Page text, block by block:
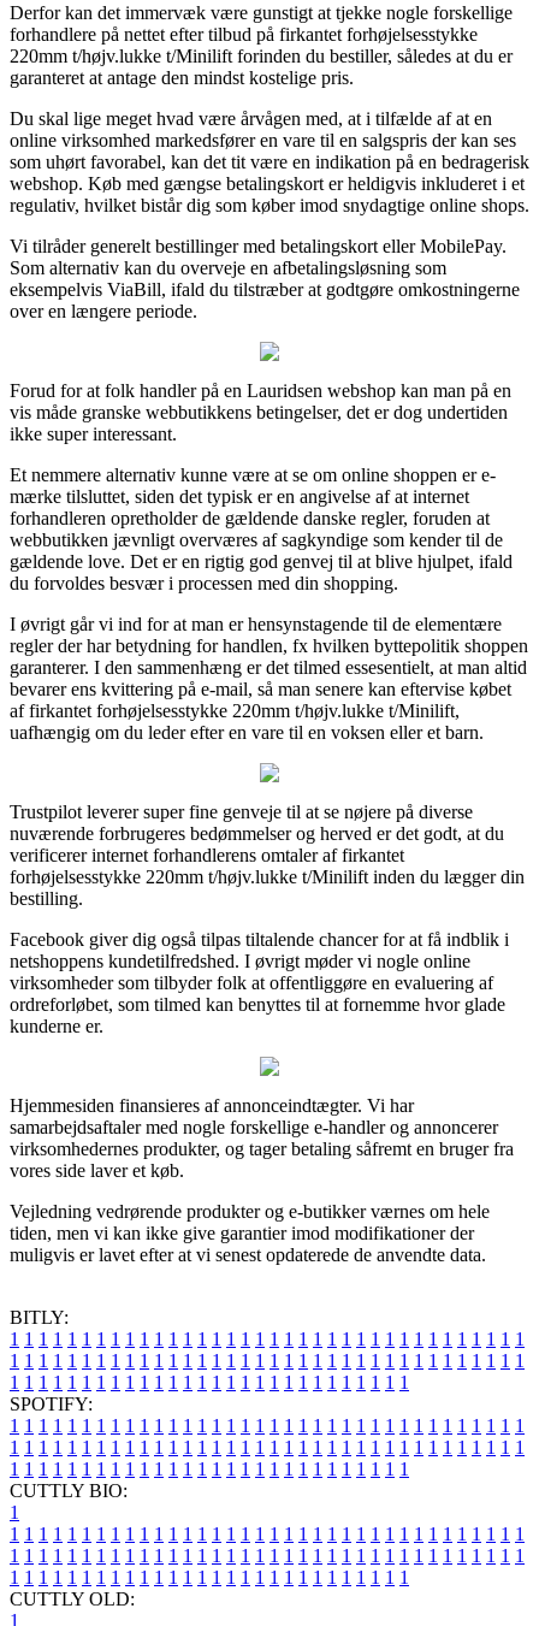
Derfor kan det immervæk være gunstigt at tjekke nogle forskellige
forhandlere på nettet efter tilbud på firkantet forhøjelsesstykke
220mm t/højv.lukke t/Minilift forinden du bestiller, således at du er
garanteret at antage den mindst kostelige pris.
Du skal lige meget hvad være årvågen med, at i tilfælde af at en
online virksomhed markedsfører en vare til en salgspris der kan ses
som uhørt favorabel, kan det tit være en indikation på en bedragerisk
webshop. Køb med gængse betalingskort er heldigvis inkluderet i et
regulativ, hvilket bistår dig som køber imod snydagtige online shops.
Vi tilråder generelt bestillinger med betalingskort eller MobilePay.
Som alternativ kan du overveje en afbetalingsløsning som
eksempelvis ViaBill, ifald du tilstræber at godtgøre omkostningerne
over en længere periode.
Forud for at folk handler på en Lauridsen webshop kan man på en
vis måde granske webbutikkens betingelser, det er dog undertiden
ikke super interessant.
Et nemmere alternativ kunne være at se om online shoppen er e-
mærke tilsluttet, siden det typisk er en angivelse af at internet
forhandleren opretholder de gældende danske regler, foruden at
webbutikken jævnligt overværes af sagkyndige som kender til de
gældende love. Det er en rigtig god genvej til at blive hjulpet, ifald
du forvoldes besvær i processen med din shopping.
I øvrigt går vi ind for at man er hensynstagende til de elementære
regler der har betydning for handlen, fx hvilken byttepolitik shoppen
garanterer. I den sammenhæng er det tilmed essesentielt, at man altid
bevarer ens kvittering på e-mail, så man senere kan eftervise købet
af firkantet forhøjelsesstykke 220mm t/højv.lukke t/Minilift,
uafhængig om du leder efter en vare til en voksen eller et barn.
Trustpilot leverer super fine genveje til at se nøjere på diverse
nuværende forbrugeres bedømmelser og herved er det godt, at du
verificerer internet forhandlerens omtaler af firkantet
forhøjelsesstykke 220mm t/højv.lukke t/Minilift inden du lægger din
bestilling.
Facebook giver dig også tilpas tiltalende chancer for at få indblik i
netshoppens kundetilfredshed. I øvrigt møder vi nogle online
virksomheder som tilbyder folk at offentliggøre en evaluering af
ordreforløbet, som tilmed kan benyttes til at fornemme hvor glade
kunderne er.
Hjemmesiden finansieres af annonceindtægter. Vi har
samarbejdsaftaler med nogle forskellige e-handler og annoncerer
virksomhedernes produkter, og tager betaling såfremt en bruger fra
vores side laver et køb.
Vejledning vedrørende produkter og e-butikker værnes om hele
tiden, men vi kan ikke give garantier imod modifikationer der
muligvis er lavet efter at vi senest opdaterede de anvendte data.
BITLY:
1 1 1 1 1 1 1 1 1 1 1 1 1 1 1 1 1 1 1 1 1 1 1 1 1 1 1 1 1 1 1 1 1 1 1 1
1 1 1 1 1 1 1 1 1 1 1 1 1 1 1 1 1 1 1 1 1 1 1 1 1 1 1 1 1 1 1 1 1 1 1 1
1 1 1 1 1 1 1 1 1 1 1 1 1 1 1 1 1 1 1 1 1 1 1 1 1 1 1 1
SPOTIFY:
1 1 1 1 1 1 1 1 1 1 1 1 1 1 1 1 1 1 1 1 1 1 1 1 1 1 1 1 1 1 1 1 1 1 1 1
1 1 1 1 1 1 1 1 1 1 1 1 1 1 1 1 1 1 1 1 1 1 1 1 1 1 1 1 1 1 1 1 1 1 1 1
1 1 1 1 1 1 1 1 1 1 1 1 1 1 1 1 1 1 1 1 1 1 1 1 1 1 1 1
CUTTLY BIO:
1
1 1 1 1 1 1 1 1 1 1 1 1 1 1 1 1 1 1 1 1 1 1 1 1 1 1 1 1 1 1 1 1 1 1 1 1
1 1 1 1 1 1 1 1 1 1 1 1 1 1 1 1 1 1 1 1 1 1 1 1 1 1 1 1 1 1 1 1 1 1 1 1
1 1 1 1 1 1 1 1 1 1 1 1 1 1 1 1 1 1 1 1 1 1 1 1 1 1 1 1
CUTTLY OLD:
1